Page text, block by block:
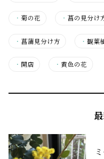
・ 菊の花 ・菖の見分け
・ 菖蒲見分け方 ・観葉
・ 開店 ・黄色の花